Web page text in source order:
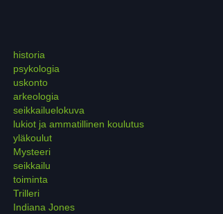
historia
psykologia
uskonto
arkeologia
seikkailuelokuva
lukiot ja ammatillinen koulutus
yläkoulut
Mysteeri
seikkailu
toiminta
Trilleri
Indiana Jones